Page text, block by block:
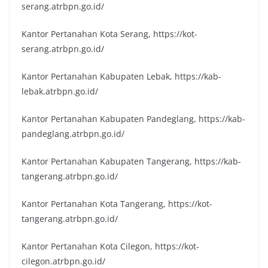
serang.atrbpn.go.id/
Kantor Pertanahan Kota Serang, https://kot-
serang.atrbpn.go.id/
Kantor Pertanahan Kabupaten Lebak, https://kab-
lebak.atrbpn.go.id/
Kantor Pertanahan Kabupaten Pandeglang, https://kab-
pandeglang.atrbpn.go.id/
Kantor Pertanahan Kabupaten Tangerang, https://kab-
tangerang.atrbpn.go.id/
Kantor Pertanahan Kota Tangerang, https://kot-
tangerang.atrbpn.go.id/
Kantor Pertanahan Kota Cilegon, https://kot-
cilegon.atrbpn.go.id/